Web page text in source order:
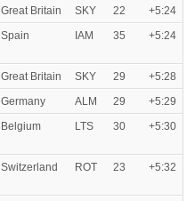
Great Britain SKY 22
+5:24
Spain IAM 35 +5:24
Great Britain SKY 29
+5:28
Germany ALM 29
+5:29
Belgium LTS 30 +5:30
Switzerland ROT 23 +5:32